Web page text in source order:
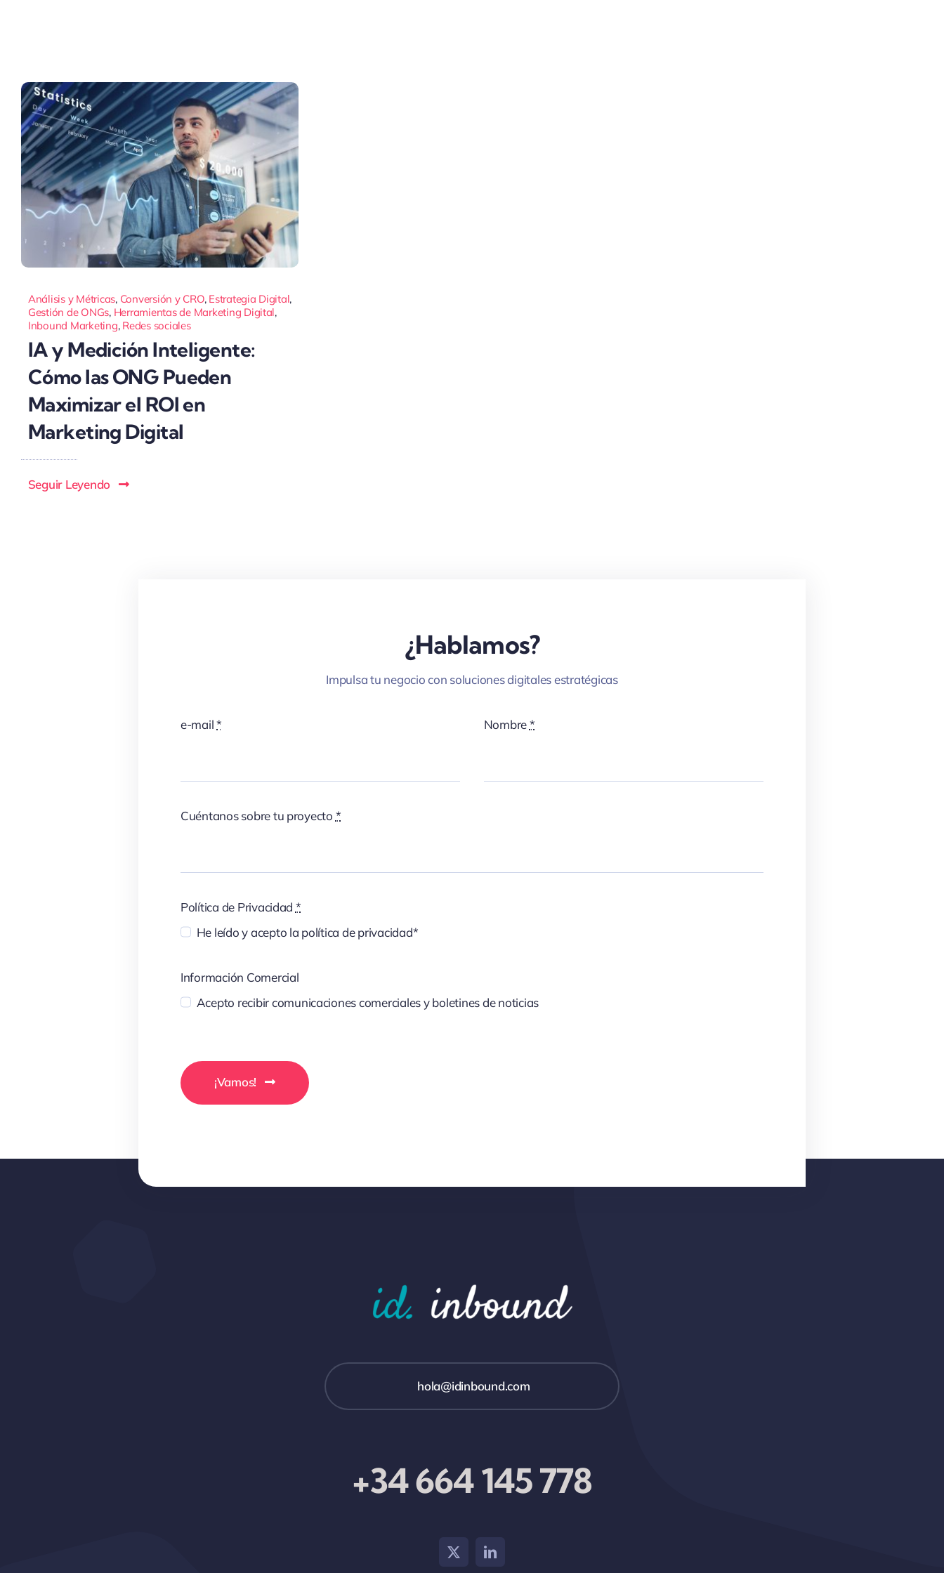
Análisis y Métricas, Conversión y CRO, Estrategia Digital,
Gestión de ONGs, Herramientas de Marketing Digital,
Inbound Marketing, Redes sociales
IA y Medición Inteligente:
Cómo las ONG Pueden
Maximizar el ROI en
Marketing Digital
Seguir Leyendo
¿Hablamos?
Impulsa tu negocio con soluciones digitales estratégicas
e-mail* Nombre*
Cuéntanos sobre tu proyecto *
Política de Privacidad *
He leído y acepto la política de privacidad*
Información Comercial
Acepto recibir comunicaciones comerciales y boletines de noticias
¡Vamos!
hola@idinbound.com
+34 664 145 778